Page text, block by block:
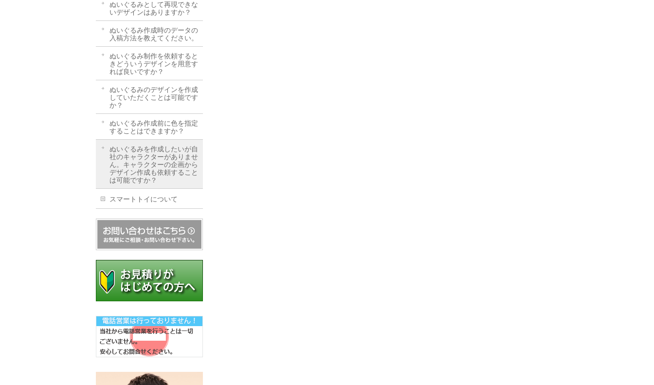
ぬいぐるみとして再現できな
いデザインはありますか？
ぬいぐるみ作成時のデータの
入稿方法を教えてください。
ぬいぐるみ制作を依頼すると
きどういうデザインを用意す
れば良いですか？
ぬいぐるみのデザインを作成
していただくことは可能です
か？
ぬいぐるみ作成前に色を指定
することはできますか？
ぬいぐるみを作成したいが自
社のキャラクターがありませ
ん。キャラクターの企画から
デザイン作成も依頼すること
は可能ですか？
スマートトイについて